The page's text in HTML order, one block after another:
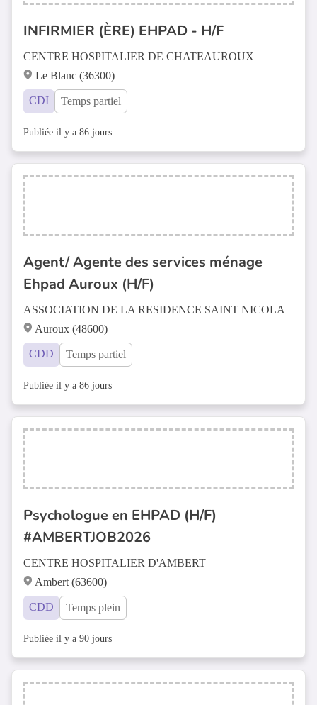
INFIRMIER (ÈRE) EHPAD - H/F
CENTRE HOSPITALIER DE CHATEAUROUX
Le Blanc (36300)
CDI Temps partiel
Publiée il y a 86 jours
Agent/ Agente des services ménage
Ehpad Auroux (H/F)
ASSOCIATION DE LA RESIDENCE SAINT NICOLA
Auroux (48600)
CDD Temps partiel
Publiée il y a 86 jours
Psychologue en EHPAD (H/F)
#AMBERTJOB2026
CENTRE HOSPITALIER D'AMBERT
Ambert (63600)
CDD Temps plein
Publiée il y a 90 jours